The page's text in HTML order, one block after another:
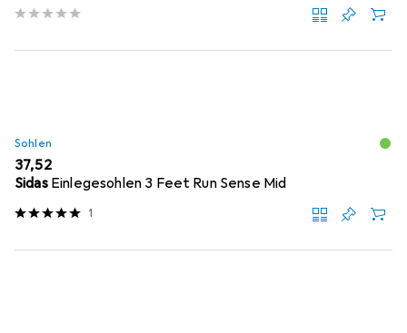
Sohlen
EUR
37,52
Sidas Einlegesohlen 3 Feet Run Sense Mid
1